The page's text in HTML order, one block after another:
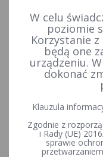
Informacje prasowe
Opinia PKW w
Państwowa Komisja
piśmie z dnia 31 lipca
Rzeczypospolitej
W celu
poziomie
Korzystanie
będą one
urządzeniu.
dokonać
Klauzula
Zgodnie z
i Rady (UE)
sprawie